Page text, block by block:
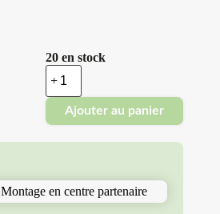
20 en stock
quantité
de
Triangle
Pneus
94
V
T15
Ajouter au panier
Montage en centre partenaire